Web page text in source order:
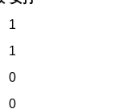
1
1
0
0